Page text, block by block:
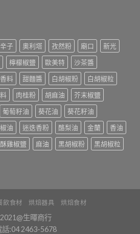
子 奧利塔 孜然粉 廟口
新光
檸檬椒鹽 歐美特
沙茶醬
料 甜麵醬 白胡椒粉
白胡椒粒
肉桂粉 胡麻油
芥末椒鹽
葡萄籽油 葵花油
葵花籽油
油 迷迭香粉 酪梨油 金蘭
香油
雞椒鹽 麻油 黑胡椒粉
黑胡椒粒
飲食材 烘焙器具 烘焙食材
2021@生暉商行
話:04 2463-5678